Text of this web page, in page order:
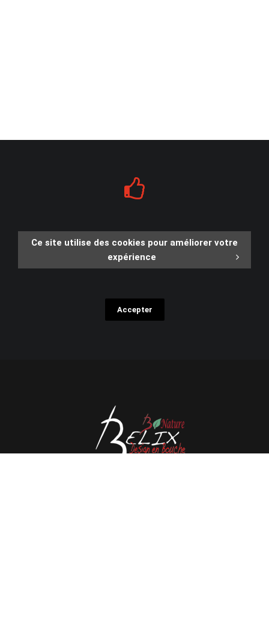
Ce site utilise des cookies pour améliorer votre
expérience
Accepter